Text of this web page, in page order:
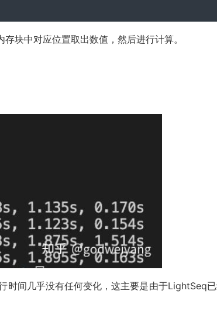
))
块中对应位置取出数值，然后进行计算。
时间几乎没有任何变化，这主要是由于LightSeq